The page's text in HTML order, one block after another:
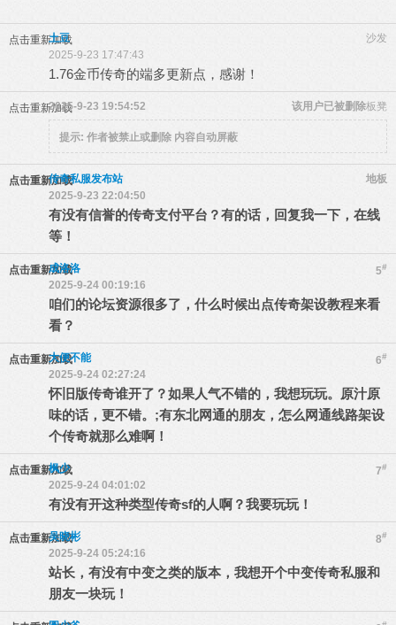
点击重新加载 沙发
土豆
2025-9-23 17:47:43
1.76金币传奇的端多更新点，感谢！
点击重新加载 板凳
该用户已被删除
2025-9-23 19:54:52
提示: 作者被禁止或删除 内容自动屏蔽
点击重新加载 地板
传奇私服发布站
2025-9-23 22:04:50
有没有信誉的传奇支付平台？有的话，回复我一下，在线
等！
点击重新加载 5#
成洛洛
2025-9-24 00:19:16
咱们的论坛资源很多了，什么时候出点传奇架设教程来看
看？
点击重新加载 6#
大便不能
2025-9-24 02:27:24
怀旧版传奇谁开了？如果人气不错的，我想玩玩。原汁原
味的话，更不错。;有东北网通的朋友，怎么网通线路架设
个传奇就那么难啊！
点击重新加载 7#
枫少
2025-9-24 04:01:02
有没有开这种类型传奇sf的人啊？我要玩玩！
点击重新加载 8#
吴晓彬
2025-9-24 05:24:16
站长，有没有中变之类的版本，我想开个中变传奇私服和
朋友一块玩！